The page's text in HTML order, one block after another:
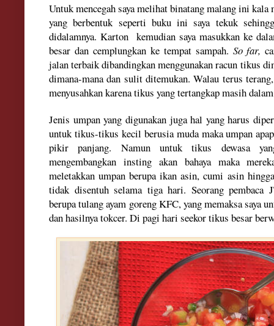
Untuk mencegah sayamelihat binatang malang ini kala
yang berbentuk seperti buku ini saya tekuk
didalamnya. Karton kemudiansaya masukkan ke
besar dancemplungkan ke tempat sampah. So far, c
jalan terbaik dibandingkan menggunakan racun tikus
dimana-mana dan sulit ditemukan. Walau terus terang
menyusahkan karenatikus yang tertangkapmasih
Jenis umpan yang digunakan jugahal yang harus
untuk tikus-tikus kecil berusia muda maka umpan
pikir panjang. Namun untuk tikus dewasa yan
mengembangkan insting akan bahaya maka
meletakkan umpan berupa ikan asin, cumi asin
tidak disentuh selama tiga hari. Seorang pembaca
berupa tulangayam goreng KFC, yang memaksa saya
danhasilnya tokcer. Di pagi hari seekor tikus besar